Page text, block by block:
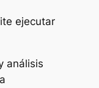
ejecutar
análisis